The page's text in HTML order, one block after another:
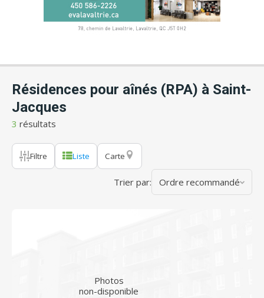
Résidences pour aînés (RPA) à Saint-
Jacques
3 résultats
Filtre Liste Carte
Trier par: Ordre recommandé
Photos
non-disponible